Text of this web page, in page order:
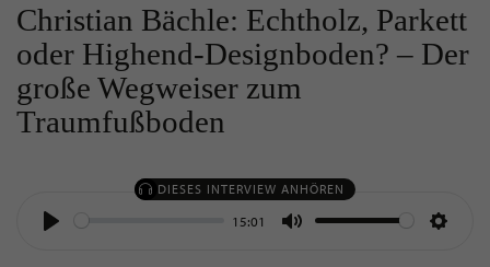
Christian Bächle: Echtholz, Parkett
oder Highend-Designboden? – Der
große Wegweiser zum
Traumfußboden
DIESES INTERVIEW ANHÖREN
15:01